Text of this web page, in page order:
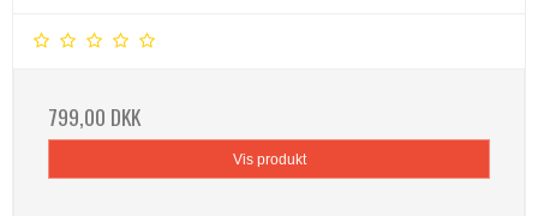
799,00 DKK
Vis produkt